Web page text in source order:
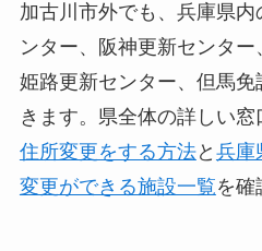
加古川市外でも、兵庫県
ンター、阪神更新センター
姫路更新センター、但馬
きます。県全体の詳しい窓
住所変更をする方法と 兵庫
変更ができる施設一覧を確